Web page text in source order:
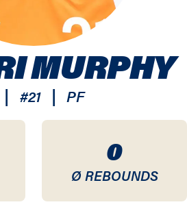
0
Ø REBOUNDS
MURPHY
| #21 | PF